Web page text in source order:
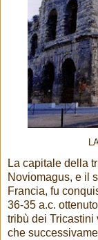
La capitale della
Noviomagus, e il
Francia, fu
36-35 a.c.
tribù dei Tricastini
che